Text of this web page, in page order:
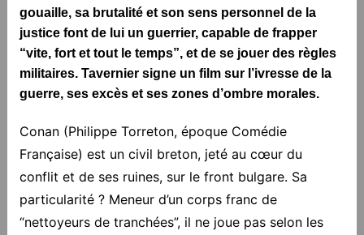
gouaille, sa brutalité et son sens personnel de la
justice font de lui un guerrier, capable de frapper
“vite, fort et tout le temps”, et de se jouer des règles
militaires. Tavernier signe un film sur l’ivresse de la
guerre, ses excès et ses zones d’ombre morales.
Conan (Philippe Torreton, époque Comédie
Française) est un civil breton, jeté au cœur du
conflit et de ses ruines, sur le front bulgare. Sa
particularité ? Meneur d’un corps franc de
“nettoyeurs de tranchées”, il ne joue pas selon les